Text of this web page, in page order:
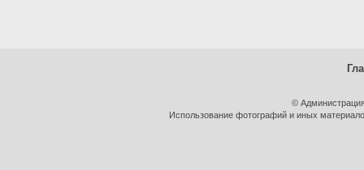
©
Использование фотографий и иных